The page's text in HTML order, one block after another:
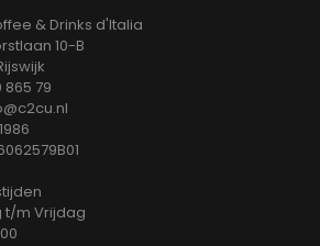
& Drinks d'Italia
10-B
865 79
t/m Vrijdag